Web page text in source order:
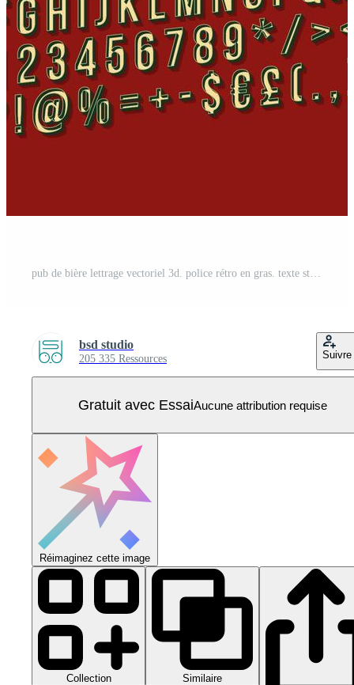
pub de bière lettrage vectoriel 3d. police rétro en gras. texte stylisé pop art. lettres, chiffres, symboles de style old school. affiche vintage, bannière, conception de typographie d'enseigne. fond de couleur rouge foncé Vecteur Pro
bsd studio
205 335 Ressources Suivre
Gratuit avec EssaiAucune attribution requise
Réimaginez cette image
Collection Similaire